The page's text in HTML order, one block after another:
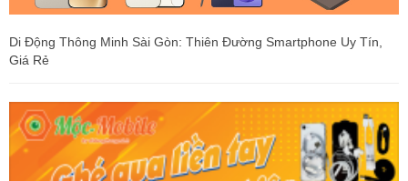
Di Động Thông Minh Sài Gòn: Thiên Đường Smartphone Uy Tín,
Giá Rẻ